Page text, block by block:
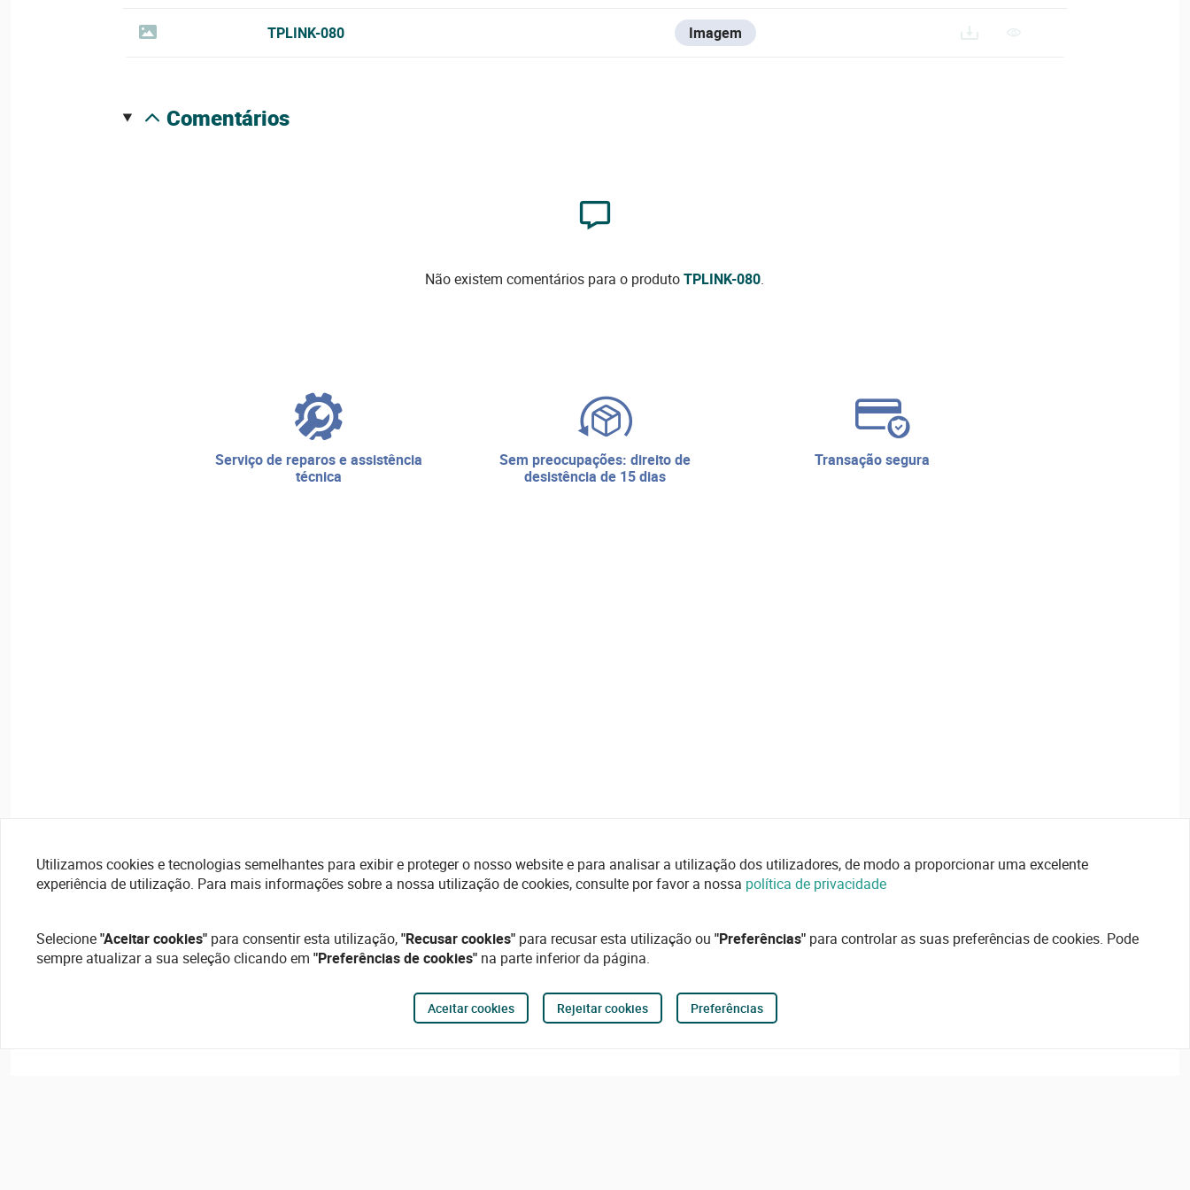
TPLINK-080 Imagem
comentários
Não existem comentários para o produtoTPLINK-080.
serviço de reparos e assistência
técnica
sem preocupações: direito de
desistência de 15 dias
transação segura
Utilizamos cookies e tecnologias semelhantes para exibir e proteger o nosso website e para analisar a utilização dos utilizadores, de modo a proporcionar uma excelente
experiência de utilização. Para mais informações sobre a nossa utilização de cookies, consulte por favor a nossa política de privacidade
Selecione"Aceitar cookies" para consentir esta utilização,"Recusar cookies" para recusar esta utilização ou "Preferências" para controlar as suas preferências de cookies. Pode
sempre atualizar a sua seleção clicando em "Preferências de cookies" na parte inferior da página.
Aceitar cookies Rejeitar cookies Preferências